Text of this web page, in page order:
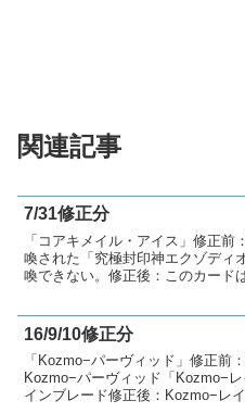
関連記事
7/31修正分
「コアキメイル・アイス」修正
喚された「究極封印神エクゾディ
喚できない。修正後：このカード
正前：自分フィールド上に表側
16/9/10修正分
「Kozmo−パーヴィッド」修正前
Kozmo−パーヴィッド「Kozmo−
インブレード修正後：Kozmo−レ